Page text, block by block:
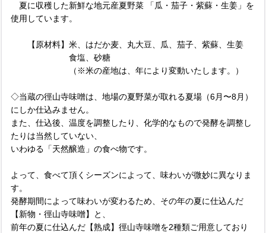
夏に収穫した新鮮な地元産夏野菜 「瓜・茄子・紫蘇・生姜」を
使用しています。
【原材料】米、はだか麦、丸大豆、瓜、茄子、紫蘇、生姜
食塩、砂糖
（※米の産地は、年により変動いたします。）
◇当蔵の徑山寺味噌は、地場の夏野菜が取れる夏場（6月〜8月）
にしか仕込みません。
また、仕込後、温度を調整したり、化学的なもので発酵を調整し
たりは当然していない、
いわゆる「天然醸造」の食べ物です。
よって、食べて頂くシーズンによって、味わいが微妙に異なりま
す。
発酵期間によって味わいが変わるため、その年の夏に仕込んだ
【新物・徑山寺味噌】と、
前年の夏に仕込んだ【熟成】徑山寺味噌を2種類ご用意しており